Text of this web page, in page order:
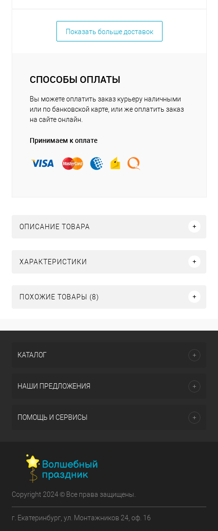
Показать больше доставок
СПОСОБЫ ОПЛАТЫ
Вы можете оплатить заказ курьеру наличными
или по банковской карте, или же оплатить заказ
на сайте онлайн.
Принимаем к оплате
ОПИСАНИЕ ТОВАРА
ХАРАКТЕРИСТИКИ
ПОХОЖИЕ ТОВАРЫ (8)
КАТАЛОГ
НАШИ ПРЕДЛОЖЕНИЯ
ПОМОЩЬ И СЕРВИСЫ
Copyright 2024 © Все права защищены.
г. Екатеринбург, ул. Монтажников 24, оф. 16